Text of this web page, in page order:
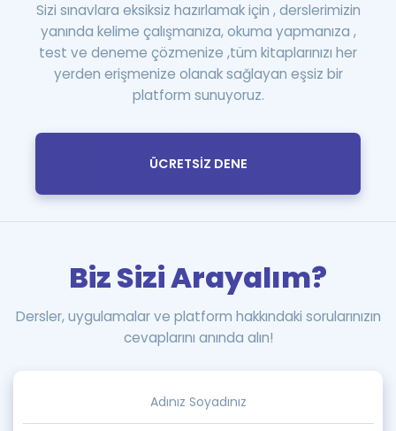
Sizi sınavlara eksiksiz hazırlamak için , derslerimizin
yanında kelime çalışmanıza, okuma yapmanıza ,
test ve deneme çözmenize ,tüm kitaplarınızı her
yerden erişmenize olanak sağlayan eşsiz bir
platform sunuyoruz.
ÜCRETSİZ DENE
Biz Sizi Arayalım?
Dersler, uygulamalar ve platform hakkındaki sorularınızın
cevaplarını anında alın!